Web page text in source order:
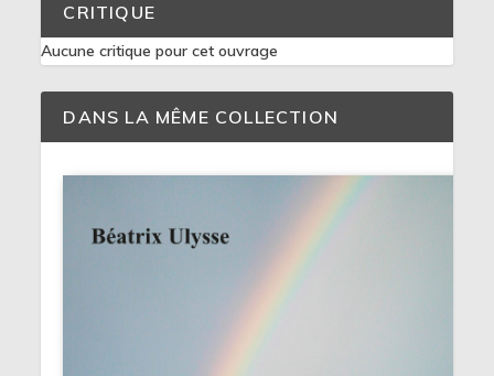
CRITIQUE
Aucune critique pour cet ouvrage
DANS LA MÊME COLLECTION